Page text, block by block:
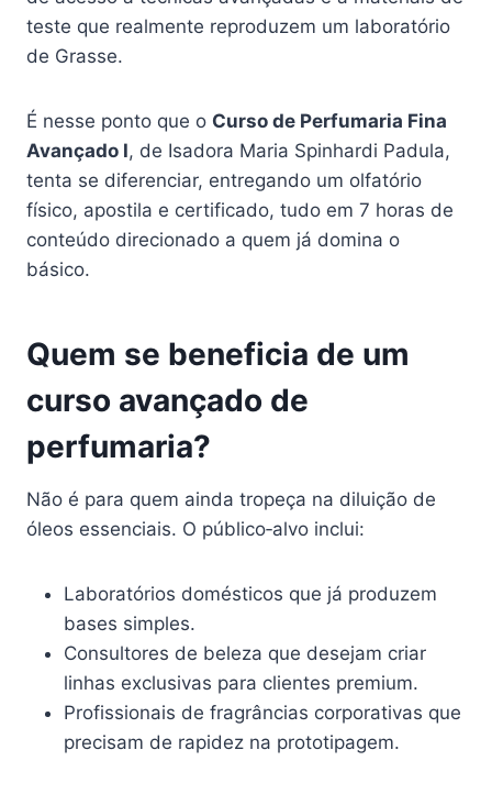
teste que realmente reproduzem um laboratório
de Grasse.
É nesse ponto que o Curso de Perfumaria Fina
Avançado I, de Isadora Maria Spinhardi Padula,
tenta se diferenciar, entregando um olfatório
físico, apostila e certificado, tudo em 7 horas de
conteúdo direcionado a quem já domina o
básico.
Quem se beneficia de um
curso avançado de
perfumaria?
Não é para quem ainda tropeça na diluição de
óleos essenciais. O público‑alvo inclui:
Laboratórios domésticos que já produzem
bases simples.
Consultores de beleza que desejam criar
linhas exclusivas para clientes premium.
Profissionais de fragrâncias corporativas que
precisam de rapidez na prototipagem.